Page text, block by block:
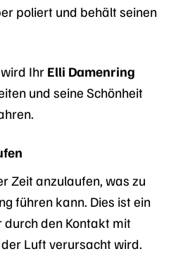
poliert und behält seinen
Ihr Elli Damenring
und seine Schönheit
Zeit anzulaufen, was zu
führen kann. Dies ist ein
den Kontakt mit
Luft verursacht wird.